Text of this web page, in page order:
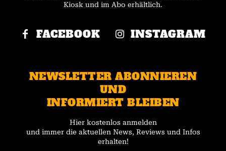
Kiosk und im Abo erhältlich.
FACEBOOK INSTAGRAM
NEWSLETTER ABONNIEREN
UND
INFORMIERT BLEIBEN
Hier kostenlos anmelden
und immer die aktuellen News, Reviews und Infos
erhalten!